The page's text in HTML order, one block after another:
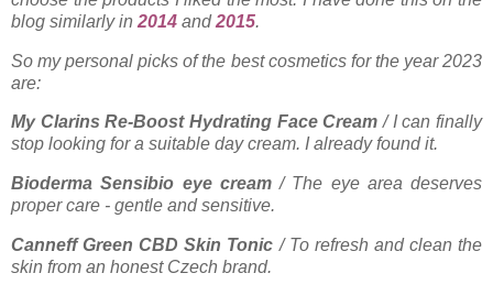
blog similarly in 2014 and2015.
So my personal picks of the best cosmetics for the year 2023
are:
My Clarins Re-Boost Hydrating Face Cream / I can finally
stop looking for a suitable day cream. I already found it.
Bioderma Sensibio eye cream/ The eye area deserves
proper care - gentle and sensitive.
Canneff Green CBD Skin Tonic / To refresh and clean the
skin from an honest Czech brand.